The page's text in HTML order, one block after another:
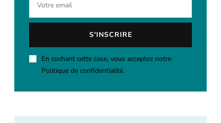
En cochant cette case, vous acceptez notre
Politique de confidentialité.